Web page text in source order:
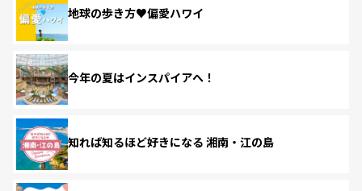
地球の歩き方♥偏愛ハワイ
今年の夏はインスパイアへ！
知れば知るほど好きになる 湘南・江の島